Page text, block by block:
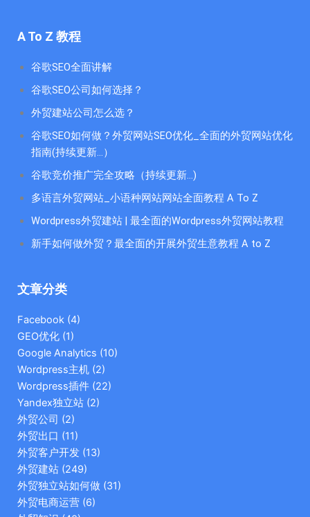
A To Z 教程
谷歌SEO全面讲解
谷歌SEO公司如何选择？
外贸建站公司怎么选？
谷歌SEO如何做？外贸网站SEO优化_全面的外贸网站优化
指南(持续更新...）
谷歌竞价推广完全攻略（持续更新…)
多语言外贸网站_小语种网站网站全面教程 A To Z
Wordpress外贸建站 | 最全面的Wordpress外贸网站教程
新手如何做外贸？最全面的开展外贸生意教程 A to Z
文章分类
Facebook (4)
GEO优化 (1)
Google Analytics (10)
Wordpress主机 (2)
Wordpress插件 (22)
Yandex独立站 (2)
外贸公司 (2)
外贸出口 (11)
外贸客户开发 (13)
外贸建站 (249)
外贸独立站如何做 (31)
外贸电商运营 (6)